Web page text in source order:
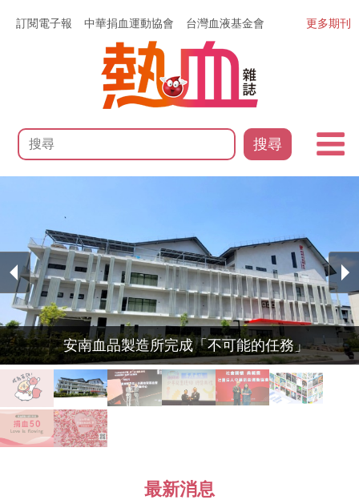
訂閱電子報 中華捐血運動協會 台灣血液基金會
搜尋
更多期刊
本會三個捐血中心獲「TOPS台北好購」獎項
最新消息